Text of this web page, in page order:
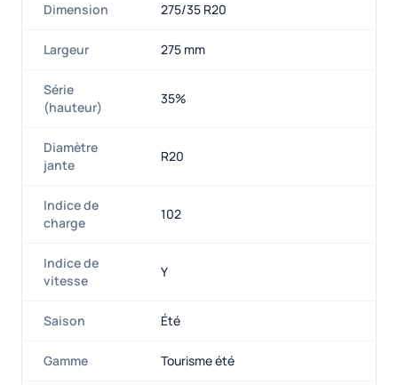
Dimension 275/35 R20
Largeur 275 mm
Série
(hauteur)
35%
Diamètre
jante
R20
Indice de
charge
102
Indice de
vitesse
Y
Saison Été
Gamme Tourisme été